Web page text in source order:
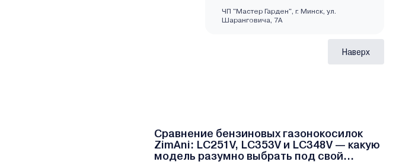
ЧП "Мастер Гарден", г. Минск, ул.
Шаранговича, 7А
Наверх
Сравнение бензиновых газонокосилок
ZimAni: LC251V, LC353V и LC348V — какую
модель разумно выбрать под свой